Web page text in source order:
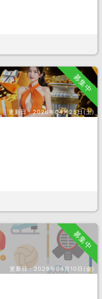
募集中
更新日：2026年04月25日(土)
募集中
更新日： 2026年04月10日(金)